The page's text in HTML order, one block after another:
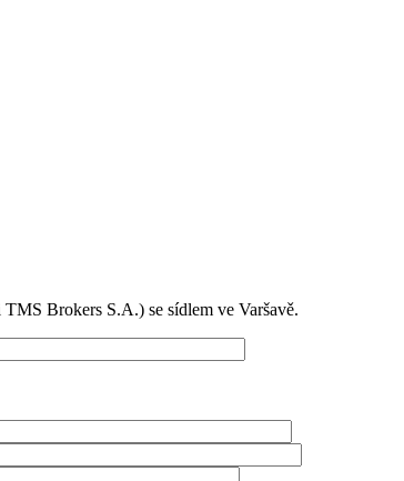
Brokers S.A.) se sídlem ve Varšavě.